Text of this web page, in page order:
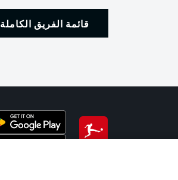
قائمة الفريق الكاملة